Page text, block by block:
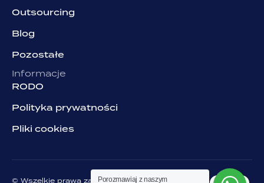
Outsourcing
Blog
Pozostałe
Informacje
RODO
Polityka prywatności
Pliki cookies
© Wszelkie prawa zastrzeżone. Grupa NJOB
Porozmawiaj z naszym